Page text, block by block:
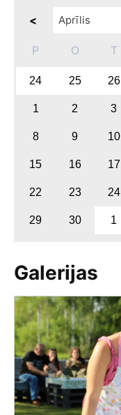
<
P O T
24 25 26
1 2 3
8 9 10
15 16 17
22 23 24
29 30 1
Galerijas